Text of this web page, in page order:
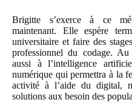
Brigitte s’exerce à ce
maintenant. Elle espère
universitaire et faire des
professionnel du codage. Au
aussi à l’intelligence
numérique qui permettra à la
activité à l’aide du digital,
solutions aux besoin des